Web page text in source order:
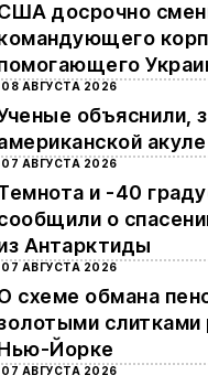
досрочно
08 АВГУСТА 2026
объяснили,
07 АВГУСТА 2026
и -40
о
Антарктиды
07 АВГУСТА 2026
схеме обмана
слитками
Йорке
07 АВГУСТА 2026